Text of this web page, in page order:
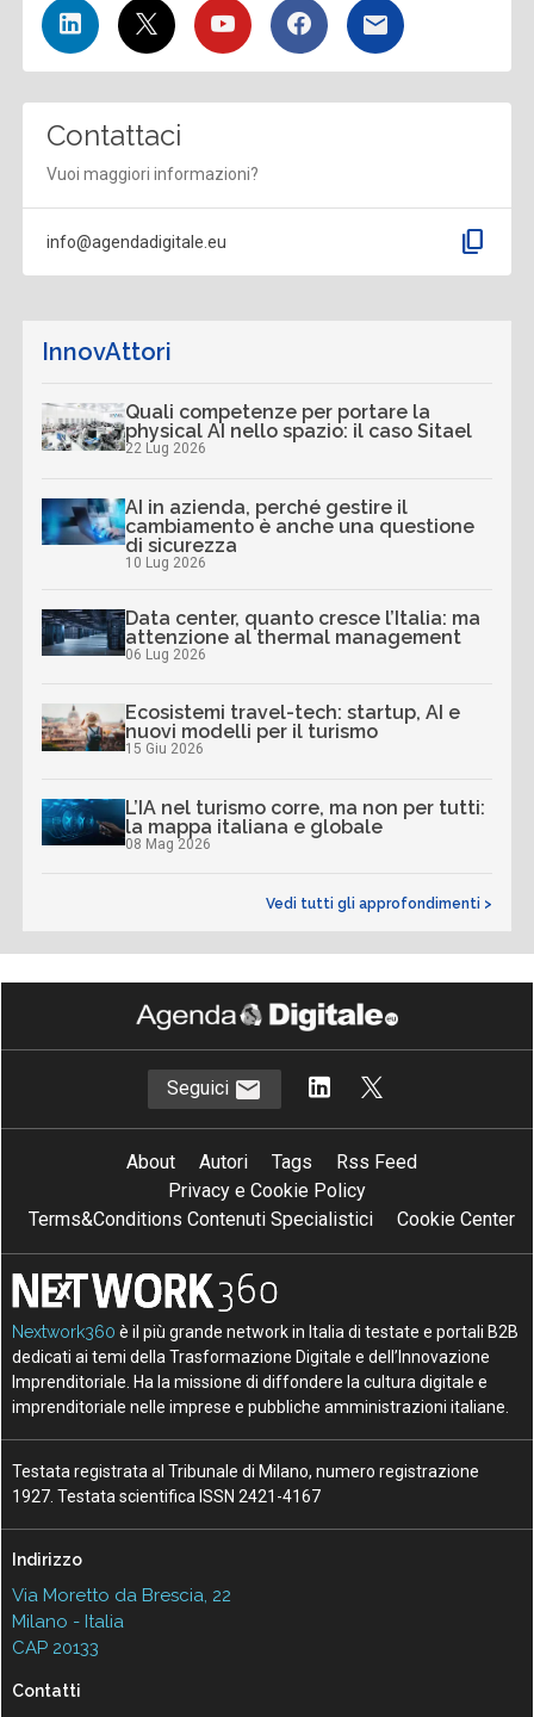
Contattaci
Vuoi maggiori informazioni?
info@agendadigitale.eu content_copy
InnovAttori
Quali competenze per portare la
physical AI nello spazio: il caso Sitael
22 Lug 2026
AI in azienda, perché gestire il
cambiamento è anche una questione
di sicurezza
10 Lug 2026
Data center, quanto cresce l’Italia: ma
attenzione al thermal management
06 Lug 2026
Ecosistemi travel-tech: startup, AI e
nuovi modelli per il turismo
15 Giu 2026
L’IA nel turismo corre, ma non per tutti:
la mappa italiana e globale
08 Mag 2026
Vedi tutti gli approfondimenti >
Seguici
About Autori Tags
Rss Feed
Privacy e Cookie Policy
Terms&Conditions Contenuti Specialistici
Cookie Center
Nextwork360 è il più grande network in Italia di testate e portali B2B
dedicati ai temi della Trasformazione Digitale e dell’Innovazione
Imprenditoriale. Ha la missione di diffondere la cultura digitale e
imprenditoriale nelle imprese e pubbliche amministrazioni italiane.
Testata registrata al Tribunale di Milano, numero registrazione
1927. Testata scientifica ISSN 2421-4167
Indirizzo
Via Moretto da Brescia, 22
Milano - Italia
CAP 20133
Contatti